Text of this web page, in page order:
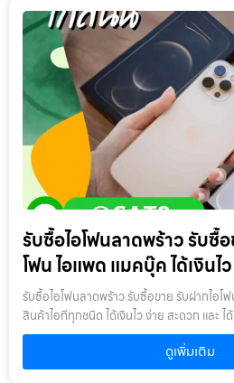
15 Pro Maxความจุสภาพดีมาก (90%+)ส
ตำหนิ256GB28,000 – 32,000 บาท
บาท17,000 – 21,000 บาท
30,000 บาท19,000 – 24,000 บาท
บาท29,000 – 34,000 บาท21,000 –
iPhone 16 SeriesiPhone 16 เพิ่งออกมาไ
ไป 17 ก็เริ่มปล่อยขายแล้ว ราคายังค่อนข้างสูง
16 (มาตรฐาน)ความจุสภาพดีมาก (90%+)
ตำหนิ128GB22,000 – 25,000 บาท
– 17,000 บาท256GB25,000…
เช็ดคราบมัน เปลี่ยนฟิล์ม หรือถอดเคสออก ก็
เครื่องสะอาด = เพิ่มความน่าซื้อ = ได้ราคาดีก
Apple ID ก่อนเสมอ ร้านทุกแห่ง รวมถึงเว็บ
ความสำคัญกับจุดนี้มากก่อนนำเครื่องมาขา
Find My iPhone รีเซ็ตข้อมูล ใครที่ต้องการ
วิธีเตรียมเครื่องได้จาก Money2plus ที่หน้าจ
ครบ ช่วยเพิ่มราคาได้จริง อุปกรณ์ที่ส่งผลต่อร
สายชาร์จ หูฟัง เคส ใบเสร็จ (ถ้ามี) ครบยิ่งดี เพ
กว่าปกติ 4. เช็กสภาพแบตเตอรี่ (Battery
ร้านต้องดูเป็นอันดับแรก ๆ ถ้าแบต 85–100%
กว่า 80% อาจโดนลดราคาเล็กน้อยร้านนิยมเ
ประเมินราคาได้แม่นยำขึ้นหากรู้ เคยเปลี่ยนจอ เ
แบต เคยซ่อมบอร์ด ถ้าเป็นเครื่องไม่เคยซ่อมเล
สอบว่าปลดล็อกเครือข่ายแล้วหรือไม่ เครื่อง
เครื่องติดสัญญา / ผ่อนไม่หมด บางร้านอาจไม่
เว็บ รับซื้อขายไอโฟน.com แนะนำให้ตรวจสอ
ได้แม่นกว่าเดิม 7. ตรวจฟังก์ชันหลักทุกจุดก่อ
ให้เช็กให้ครบ เช่น กล้องหน้า–หลัง Face ID
ไมค์ สัญญาณ Wi-Fi / Bluetooth ถ้าฟังก์ชัน
รับซื้อไอโฟนลาดพร้าว รับซื้
โฟน ไอแพด แมคบุ๊ค ได้เงินไ
รับซื้อไอโฟนลาดพร้าว รับซื้อขาย รับฝากไอโ
สินค้าไอทีทุกชนิด ได้เงินไว ง่าย สะดวก และ ไ
ใกล้คุณรับซื้อไอโฟนลาดพร้าว ให้บริการโดย
บริการรับซื้อขาย รับฝากสินค้าไอที และ ของมี
โฟน ไอแพด แมคบุ๊ค กล้องถ่ายรูป สินค้าแบรน
ดูเพิ่มเติม